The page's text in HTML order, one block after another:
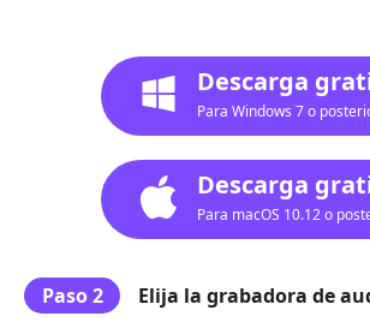
Descarga
Para Windows 7 o
Descarga
Para macOS 10.12 o
Paso 2
Elija la grabadora de